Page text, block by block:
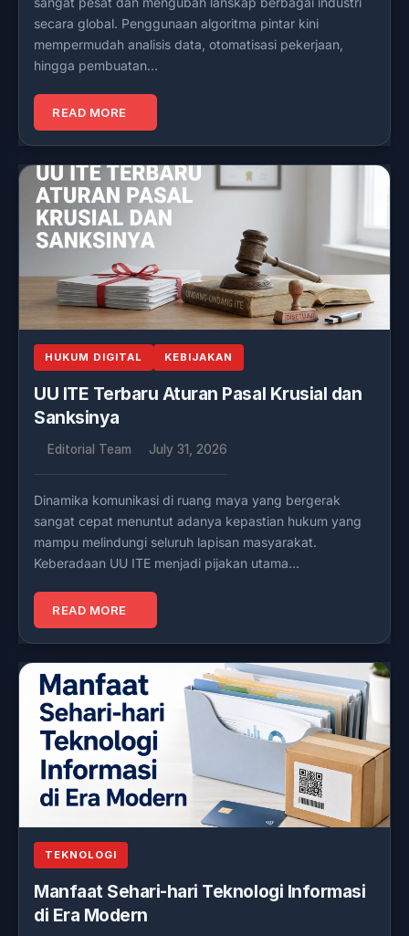
secara global. Penggunaan algoritma pintar kini
mempermudah analisis data, otomatisasi pekerjaan,
hingga pembuatan…
READ MORE
HUKUM DIGITAL KEBIJAKAN
UU ITE Terbaru Aturan Pasal Krusial dan
Sanksinya
Editorial Team July 31, 2026
Dinamika komunikasi di ruang maya yang bergerak
sangat cepat menuntut adanya kepastian hukum yang
mampu melindungi seluruh lapisan masyarakat.
Keberadaan UU ITE menjadi pijakan utama…
READ MORE
TEKNOLOGI
Manfaat Sehari-hari Teknologi Informasi
di Era Modern